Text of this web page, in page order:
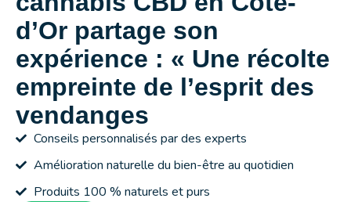
d’Or partage son
expérience : « Une récolte
empreinte de l’esprit des
vendanges
Conseils personnalisés par des experts
Amélioration naturelle du bien-être au quotidien
Produits 100 % naturels et purs